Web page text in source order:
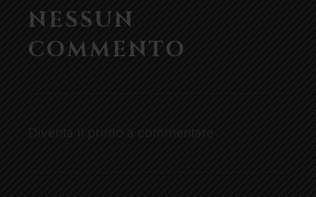
NESSUN
COMMENTO
Diventa il primo a commentare